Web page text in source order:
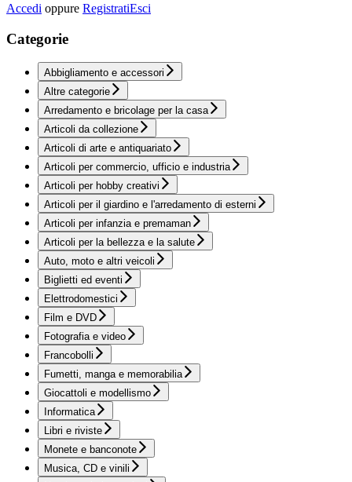
Accedi oppure RegistratiEsci
Categorie
Abbigliamento e accessori
Altre categorie
Arredamento e bricolage per la casa
Articoli da collezione
Articoli di arte e antiquariato
Articoli per commercio, ufficio e industria
Articoli per hobby creativi
Articoli per il giardino e l'arredamento di esterni
Articoli per infanzia e premaman
Articoli per la bellezza e la salute
Auto, moto e altri veicoli
Biglietti ed eventi
Elettrodomestici
Film e DVD
Fotografia e video
Francobolli
Fumetti, manga e memorabilia
Giocattoli e modellismo
Informatica
Libri e riviste
Monete e banconote
Musica, CD e vinili